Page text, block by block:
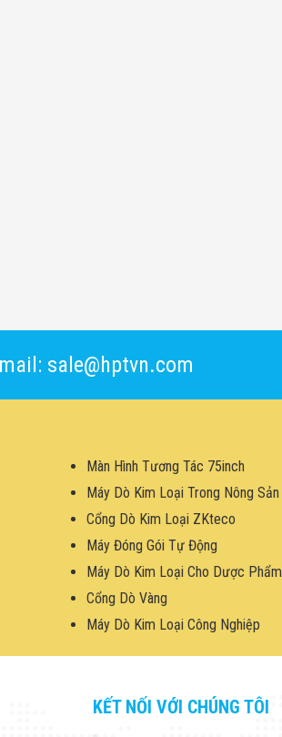
sale@hptvn.com
Màn Hình Tương Tác 75inch
Máy Dò Kim Loại Trong Nông Sản
Cổng Dò Kim Loại ZKteco
Máy Đóng Gói Tự Động
Máy Dò Kim Loại Cho Dược Phẩm
Cổng Dò Vàng
Máy Dò Kim Loại Công Nghiệp
KẾT NỐI VỚI CHÚNG TÔI